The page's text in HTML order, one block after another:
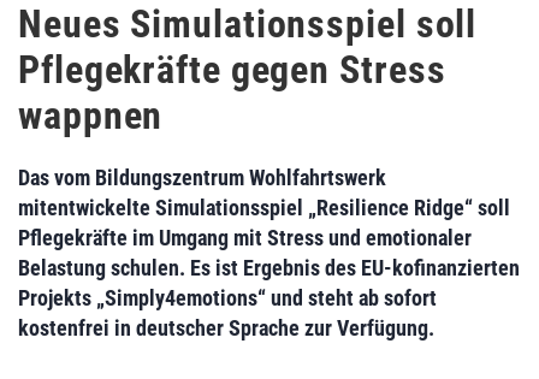
Neues Simulationsspiel soll
Pflegekräfte gegen Stress
wappnen
Das vom Bildungszentrum Wohlfahrtswerk
mitentwickelte Simulationsspiel „Resilience Ridge“ soll
Pflegekräfte im Umgang mit Stress und emotionaler
Belastung schulen. Es ist Ergebnis des EU-kofinanzierten
Projekts „Simply4emotions“ und steht ab sofort
kostenfrei in deutscher Sprache zur Verfügung.